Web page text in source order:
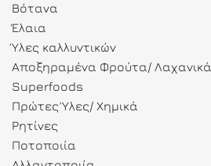
Βότανα
Έλαια
Ύλες καλλυντικών
Αποξηραμένα Φρούτα/ Λαχανικά
Superfoods
Πρώτες Ύλες/ Χημικά
Ρητίνες
Ποτοποιία